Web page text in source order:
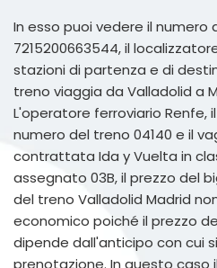
In esso puoi vedere il numero
7215200663544, il
stazioni di partenza e di
treno viaggia da Valladolid a
L'operatore ferroviario Renfe,
numero del treno 04140 e il
contrattata Ida y Vuelta in
assegnato 03B, il prezzo del
del treno Valladolid Madrid
economico poiché il prezzo
dipende dall'anticipo con cui